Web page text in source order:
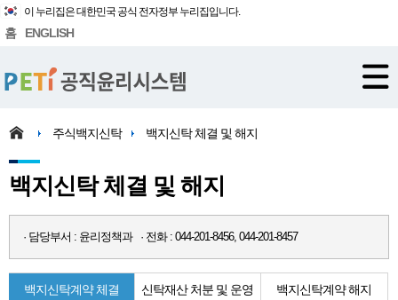
이 누리집은 대한민국 공식 전자정부 누리집입니다.
홈 ENGLISH
주식백지신탁 백지신탁 체결 및 해지
백지신탁 체결 및 해지
· 담당부서 : 윤리정책과 · 전화 : 044-201-8456, 044-201-8457
백지신탁계약 체결 신탁재산 처분 및 운영 백지신탁계약 해지